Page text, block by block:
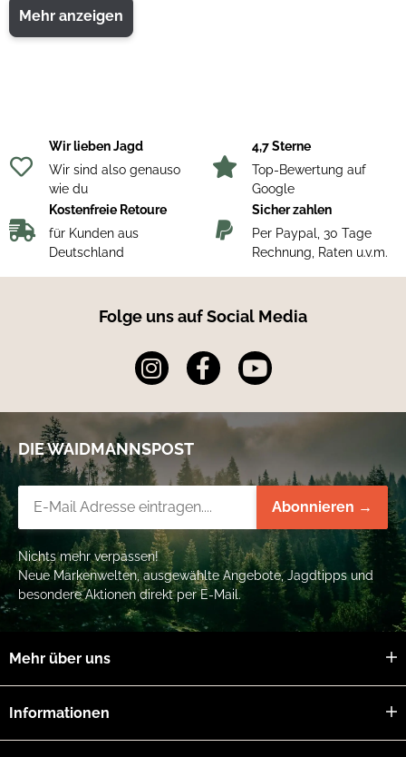
Mehr anzeigen
Wir lieben Jagd
Wir sind also genauso
wie du
4,7 Sterne
Top-Bewertung auf
Google
Kostenfreie Retoure
für Kunden aus
Deutschland
Sicher zahlen
Per Paypal, 30 Tage
Rechnung, Raten u.v.m.
Folge uns auf Social Media
DIE WAIDMANNSPOST
Abonnieren →
Nichts mehr verpassen!
Neue Markenwelten, ausgewählte Angebote, Jagdtipps und
besondere Aktionen direkt per E-Mail.
Mehr über uns
Informationen